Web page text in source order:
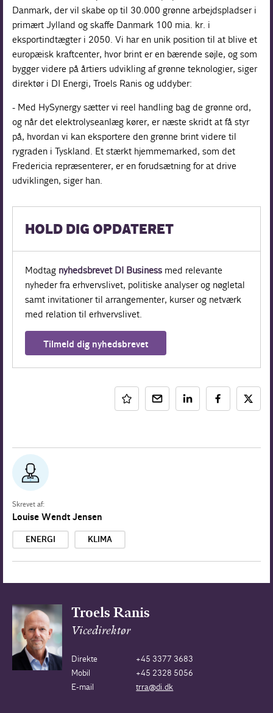
Danmark, der vil skabe op til 30.000 grønne arbejdspladser i
primært Jylland og skaffe Danmark 100 mia. kr. i
eksportindtægter i 2050. Vi har en unik position til at blive et
europæisk kraftcenter, hvor brint er en bærende søjle, og som
bygger videre på årtiers udvikling af grønne teknologier, siger
direktør i DI Energi, Troels Ranis og uddyber:
- Med HySynergy sætter vi reel handling bag de grønne ord,
og når det elektrolyseanlæg kører, er næste skridt at få styr
på, hvordan vi kan eksportere den grønne brint videre til
rygraden i Tyskland. Et stærkt hjemmemarked, som det
Fredericia repræsenterer, er en forudsætning for at drive
udviklingen, siger han.
HOLD DIG OPDATERET
Modtag nyhedsbrevet DI Business med relevante
nyheder fra erhvervslivet, politiske analyser og nøgletal
samt invitationer til arrangementer, kurser og netværk
med relation til erhvervslivet.
Tilmeld dig nyhedsbrevet
Skrevet af:
Louise Wendt Jensen
ENERGI KLIMA
Troels Ranis
Vicedirektør
Direkte
+45 3377 3683
Mobil
+45 2328 5056
E-mail
trra@di.dk